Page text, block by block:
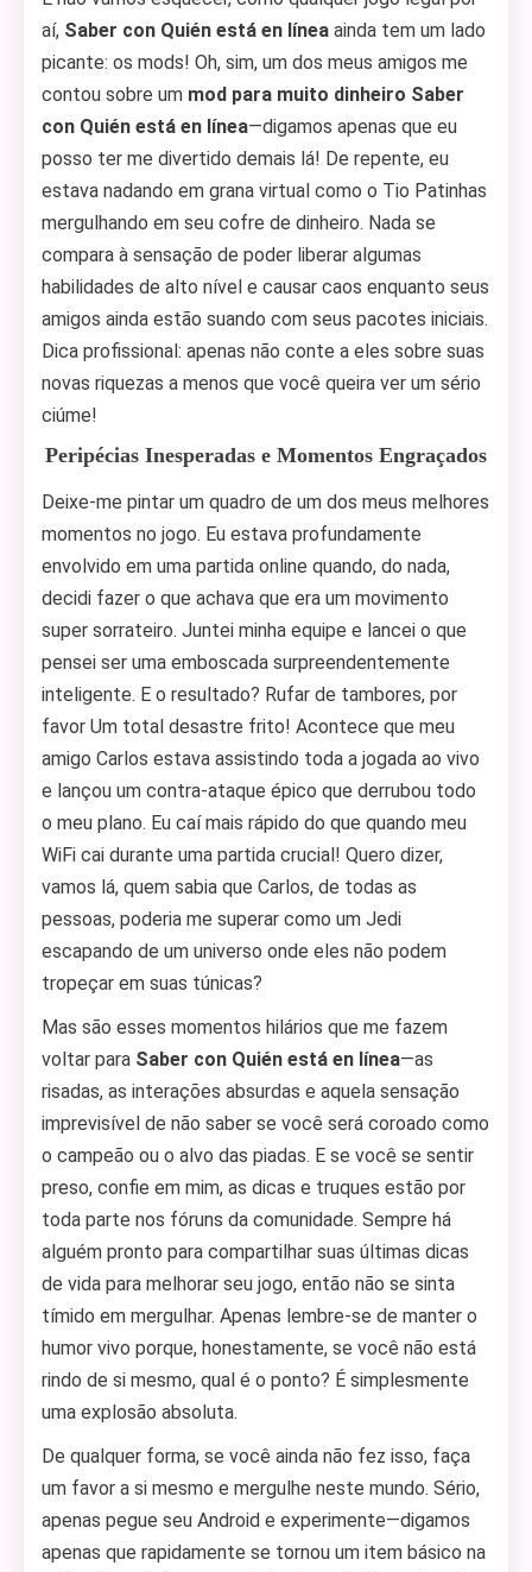
aí, Saber con Quién está en línea ainda tem um lado
picante: os mods! Oh, sim, um dos meus amigos me
contou sobre um mod para muito dinheiro Saber
con Quién está en línea—digamos apenas que eu
posso ter me divertido demais lá! De repente, eu
estava nadando em grana virtual como o Tio Patinhas
mergulhando em seu cofre de dinheiro. Nada se
compara à sensação de poder liberar algumas
habilidades de alto nível e causar caos enquanto seus
amigos ainda estão suando com seus pacotes iniciais.
Dica profissional: apenas não conte a eles sobre suas
novas riquezas a menos que você queira ver um sério
ciúme!
Peripécias Inesperadas e Momentos Engraçados
Deixe-me pintar um quadro de um dos meus melhores
momentos no jogo. Eu estava profundamente
envolvido em uma partida online quando, do nada,
decidi fazer o que achava que era um movimento
super sorrateiro. Juntei minha equipe e lancei o que
pensei ser uma emboscada surpreendentemente
inteligente. E o resultado? Rufar de tambores, por
favor Um total desastre frito! Acontece que meu
amigo Carlos estava assistindo toda a jogada ao vivo
e lançou um contra-ataque épico que derrubou todo
o meu plano. Eu caí mais rápido do que quando meu
WiFi cai durante uma partida crucial! Quero dizer,
vamos lá, quem sabia que Carlos, de todas as
pessoas, poderia me superar como um Jedi
escapando de um universo onde eles não podem
tropeçar em suas túnicas?
Mas são esses momentos hilários que me fazem
voltar para Saber con Quién está en línea—as
risadas, as interações absurdas e aquela sensação
imprevisível de não saber se você será coroado como
o campeão ou o alvo das piadas. E se você se sentir
preso, confie em mim, as dicas e truques estão por
toda parte nos fóruns da comunidade. Sempre há
alguém pronto para compartilhar suas últimas dicas
de vida para melhorar seu jogo, então não se sinta
tímido em mergulhar. Apenas lembre-se de manter o
humor vivo porque, honestamente, se você não está
rindo de si mesmo, qual é o ponto? É simplesmente
uma explosão absoluta.
De qualquer forma, se você ainda não fez isso, faça
um favor a si mesmo e mergulhe neste mundo. Sério,
apenas pegue seu Android e experimente—digamos
apenas que rapidamente se tornou um item básico na